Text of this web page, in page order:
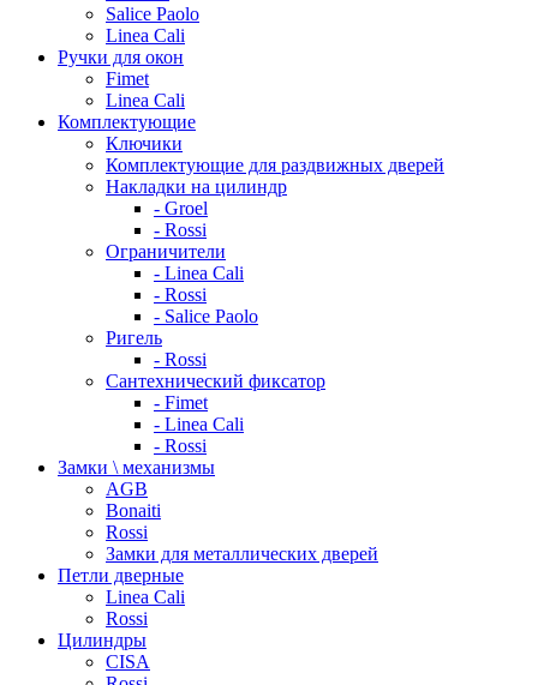
Salice Paolo
Linea Cali
Ручки для окон
Fimet
Linea Cali
Комплектующие
Ключики
Комплектующие для раздвижных дверей
Накладки на цилиндр
- Groel
- Rossi
Ограничители
- Linea Cali
- Rossi
- Salice Paolo
Ригель
- Rossi
Сантехнический фиксатор
- Fimet
- Linea Cali
- Rossi
Замки \ механизмы
AGB
Bonaiti
Rossi
Замки для металлических дверей
Петли дверные
Linea Cali
Rossi
Цилиндры
CISA